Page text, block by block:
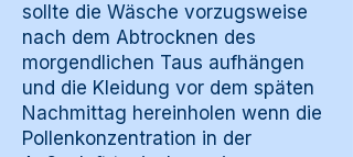
sollte die Wäsche vorzugsweise
nach dem Abtrocknen des
morgendlichen Taus aufhängen
und die Kleidung vor dem späten
Nachmittag hereinholen wenn die
Pollenkonzentration in der